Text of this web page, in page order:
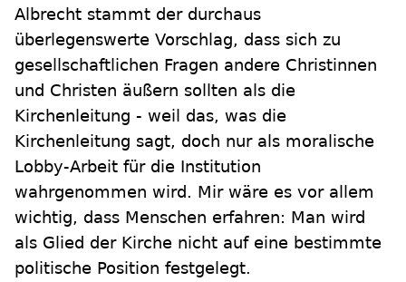
Albrecht stammt der durchaus
überlegenswerte Vorschlag, dass sich zu
gesellschaftlichen Fragen andere Christinnen
und Christen äußern sollten als die
Kirchenleitung - weil das, was die
Kirchenleitung sagt, doch nur als moralische
Lobby-Arbeit für die Institution
wahrgenommen wird. Mir wäre es vor allem
wichtig, dass Menschen erfahren: Man wird
als Glied der Kirche nicht auf eine bestimmte
politische Position festgelegt.